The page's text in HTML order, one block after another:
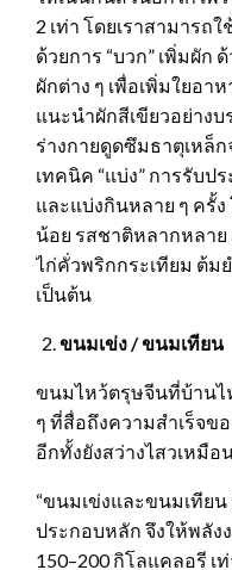
2 เท่า โดยเราสามารถ
ด้วยการ “บวก” เพิ่มผัก
ผักต่าง ๆ เพื่อเพิ่มใยอ
แนะนำผักสีเขียวอย่าง
ร่างกายดูดซึมธาตุเหล็
เทคนิค “แบ่ง” การรับป
และแบ่งกินหลาย ๆ ครั้
น้อย รสชาติหลากหลาย
ไก่คั่วพริกกระเทียม ต้ม
เป็นต้น
ขนมเข่ง /ขนมเทียน
ขนมไหว้ตรุษจีนที่บ้านไ
ๆ ที่สื่อถึงความสำเร็จข
อีกทั้งยังสว่างไสวเหมือ
“ขนมเข่งและขนมเทีย
ประกอบหลัก จึงให้พลัง
150–200 กิโลแคลอรี